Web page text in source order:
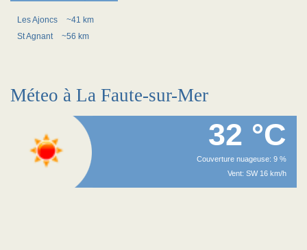
Les Ajoncs
~41 km
St Agnant
~56 km
Méteo à La Faute-sur-Mer
32 °C
Couverture nuageuse: 9 %
Vent: SW 16 km/h